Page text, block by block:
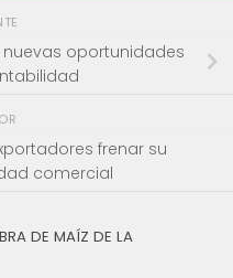
nuevas oportunidades
frenar su
comercial
DE MAÍZ DE LA